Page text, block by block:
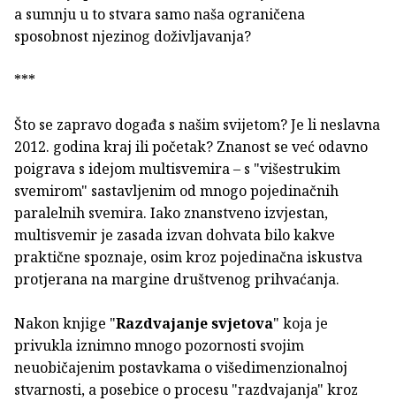
a sumnju u to stvara samo naša ograničena
sposobnost njezinog doživljavanja?
***
Što se zapravo događa s našim svijetom? Je li neslavna
2012. godina kraj ili početak? Znanost se već odavno
poigrava s idejom multisvemira – s "višestrukim
svemirom" sastavljenim od mnogo pojedinačnih
paralelnih svemira. Iako znanstveno izvjestan,
multisvemir je zasada izvan dohvata bilo kakve
praktične spoznaje, osim kroz pojedinačna iskustva
protjerana na margine društvenog prihvaćanja.
Nakon knjige "Razdvajanje svjetova" koja je
privukla iznimno mnogo pozornosti svojim
neuobičajenim postavkama o višedimenzionalnoj
stvarnosti, a posebice o procesu "razdvajanja" kroz